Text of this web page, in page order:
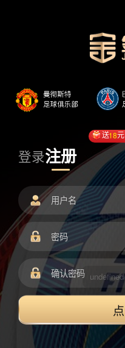
登录注册
送18元